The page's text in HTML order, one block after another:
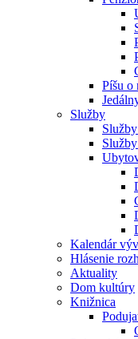
Píšu o
Služby
Kalendár
Hlásenie
Aktuality
Dom kultúry
Knižnica